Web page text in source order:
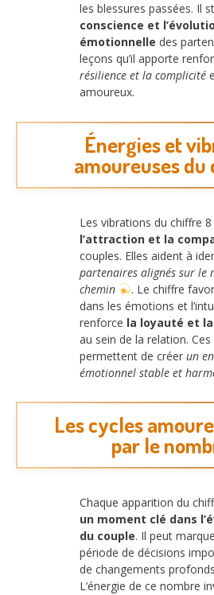
les blessures passées. Il
conscience et
émotionnelle des
leçons qu’il apporte
résilience et la complicité
amoureux.
Énergies et
amoureuses
Les vibrations du chiffre
l’attraction et la
couples. Elles aident à
partenaires alignés sur le
chemin
. Le chiffre
dans les émotions et
renforce la loyauté et
au sein de la relation. Ces
permettent de créer un
émotionnel stable et
Les cycles
par le
Chaque apparition du
un moment clé dans
du couple. Il peut
période de décisions
de changements profonds
L’énergie de ce nombre